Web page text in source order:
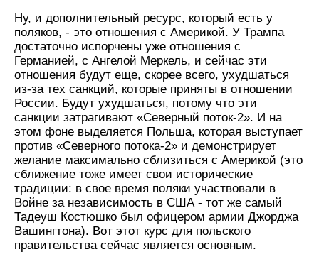
Ну, и дополнительный ресурс, который есть у
поляков, - это отношения с Америкой. У Трампа
достаточно испорчены уже отношения с
Германией, с Ангелой Меркель, и сейчас эти
отношения будут еще, скорее всего, ухудшаться
из-за тех санкций, которые приняты в отношении
России. Будут ухудшаться, потому что эти
санкции затрагивают «Северный поток-2». И на
этом фоне выделяется Польша, которая выступает
против «Северного потока-2» и демонстрирует
желание максимально сблизиться с Америкой (это
сближение тоже имеет свои исторические
традиции: в свое время поляки участвовали в
Войне за независимость в США - тот же самый
Тадеуш Костюшко был офицером армии Джорджа
Вашингтона). Вот этот курс для польского
правительства сейчас является основным.